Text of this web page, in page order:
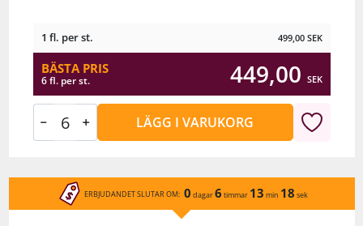
1 fl. per st. 499,00 SEK
BÄSTA PRIS
6 fl. per st. 449,00 SEK
LÄGG I VARUKORG
ERBJUDANDET SLUTAR OM: 0 dagar6 timmar 13 min 18 sek